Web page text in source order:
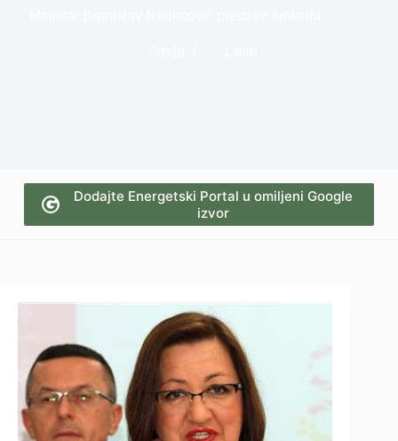
Dodajte Energetski Portal u omiljeni Google
izvor